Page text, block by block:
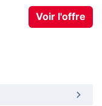
Voir l'offre